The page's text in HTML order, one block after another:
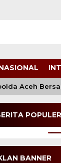
Aceh
POPULER
BANNER